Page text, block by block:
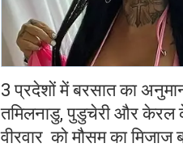
3 प्रदेशों में बरसात का
तमिलनाडु, पुडुचेरी और केरल
वीरवार को मौसम का